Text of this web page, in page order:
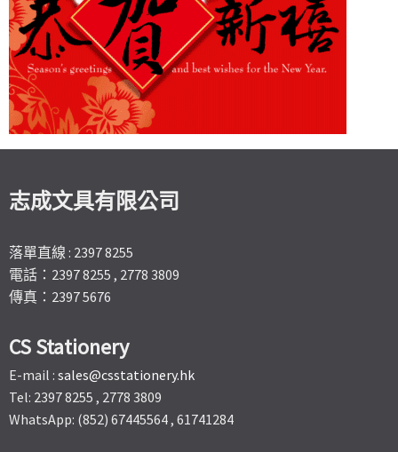
志成文具有限公司
落單直線 : 2397 8255
電話：2397 8255 , 2778 3809
傳真：2397 5676
CS Stationery
E-mail : sales@csstationery.hk
Tel: 2397 8255 , 2778 3809
WhatsApp: (852) 67445564 , 61741284